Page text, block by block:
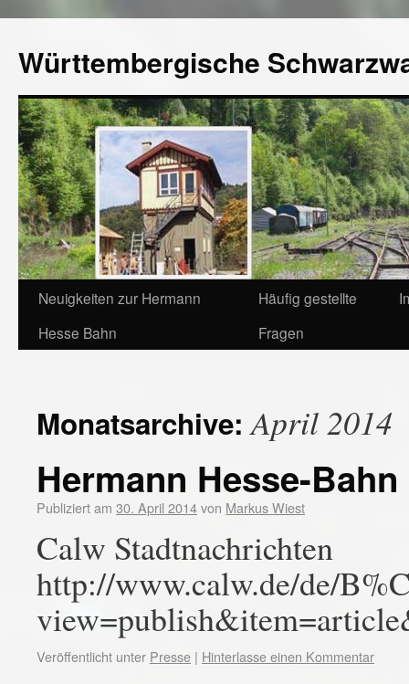
Württembergische
Neuigkeiten zur Hermann
Hesse Bahn
Häufig gestellte
Fragen
Monatsarchive:April 2014
Hermann Hesse-Bahn
Publiziert am 30. April 2014von Markus Wiest
Calw Stadtnachrichten
http://www.calw.de/de/
Veröffentlicht unter Presse | Hinterlasse einen Kommentar